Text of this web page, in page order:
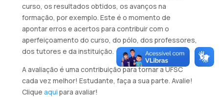
curso, os resultados obtidos, os avanços na
formação, por exemplo. Este é o momento de
apontar erros e acertos para contribuir com o
aperfeiçoamento do curso, do pólo, dos professores,
dos tutores e da instituição.
A avaliação é uma contribuição para tornar a UFSC
cada vez melhor! Estudante, faça a sua parte. Avalie!
Clique aqui para avaliar!